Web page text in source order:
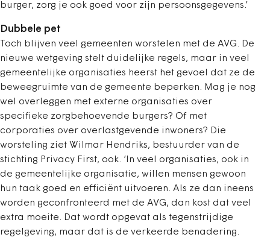
burger, zorg je ook goed voor zijn persoonsgegevens.’
Dubbele pet
Toch blijven veel gemeenten worstelen met de AVG. De
nieuwe wetgeving stelt duidelijke regels, maar in veel
gemeentelijke organisaties heerst het gevoel dat ze de
beweegruimte van de gemeente beperken. Mag je nog
wel overleggen met externe organisaties over
specifieke zorgbehoevende burgers? Of met
corporaties over overlastgevende inwoners? Die
worsteling ziet Wilmar Hendriks, bestuurder van de
stichting Privacy First, ook. ‘In veel organisaties, ook in
de gemeentelijke organisatie, willen mensen gewoon
hun taak goed en efficiënt uitvoeren. Als ze dan ineens
worden geconfronteerd met de AVG, dan kost dat veel
extra moeite. Dat wordt opgevat als tegenstrijdige
regelgeving, maar dat is de verkeerde benadering.